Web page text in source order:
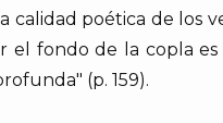
calidad poética de los
el fondo de la copla
(p. 159).